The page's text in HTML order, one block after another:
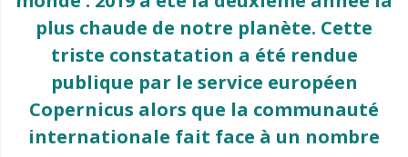
plus chaude de notre planète. Cette
triste constatation a été rendue
publique par le service européen
Copernicus alors que la communauté
internationale fait face à un nombre